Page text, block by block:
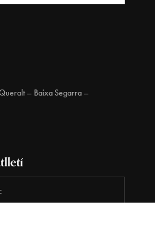
– Baixa Segarra –